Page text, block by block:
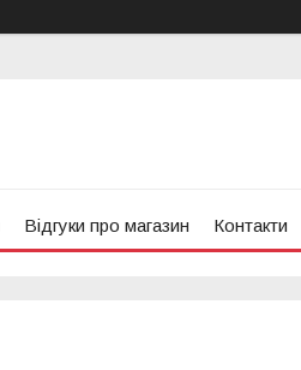
Відгуки про магазин Контакти